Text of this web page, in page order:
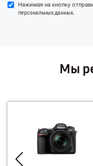
Нажимая на кнопку
персональных данных.
Мы